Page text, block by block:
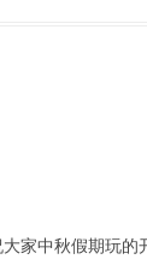
家中秋假期玩的